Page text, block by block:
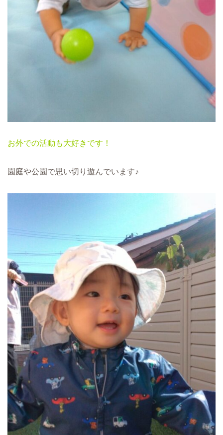
お外での活動も大好きです！
園庭や公園で思い切り遊んでいます♪